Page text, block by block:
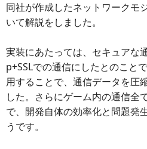
同社が作成したネットワークモ
いて解説をしました。
実装にあたっては、セキュアな
p+SSLでの通信にしたとのこと
用することで、通信データを圧
した。さらにゲーム内の通信全
で、開発自体の効率化と問題発
うです。